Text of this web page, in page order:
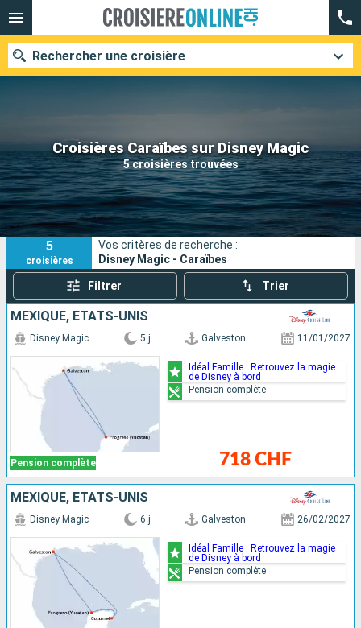
Croisières Caraïbes sur Disney Magic
5 croisières trouvées
Rechercher une croisière
Nos destinations
Mois de départ
Ports Compagnies
Rechercher
5
croisières
Vos critères de recherche :
Disney Magic - Caraïbes
Filtrer Trier
MEXIQUE, ÉTATS-UNIS
Pension complète
Disney Magic 5 j Galveston 11/01/2027
718 CHF
Idéal Famille : Retrouvez la magie
de Disney à bord
Pension complète
MEXIQUE, ÉTATS-UNIS
Disney Magic 6 j Galveston 26/02/2027
Idéal Famille : Retrouvez la magie
de Disney à bord
Pension complète